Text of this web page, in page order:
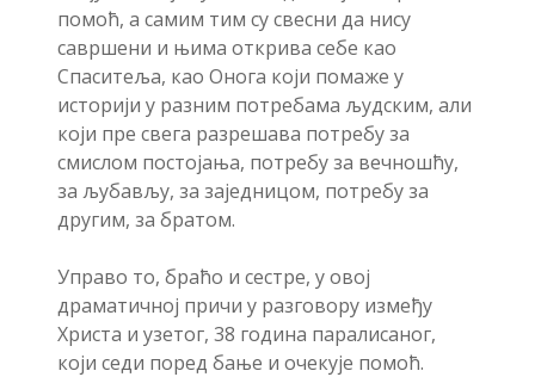
помоћ, а самим тим су свесни да нису
савршени и њима открива себе као
Спаситеља, као Онога који помаже у
историји у разним потребама људским, али
који пре свега разрешава потребу за
смислом постојања, потребу за вечношћу,
за љубављу, за заједницом, потребу за
другим, за братом.
Управо то, браћо и сестре, у овој
драматичној причи у разговору између
Христа и узетог, 38 година паралисаног,
који седи поред бање и очекује помоћ.